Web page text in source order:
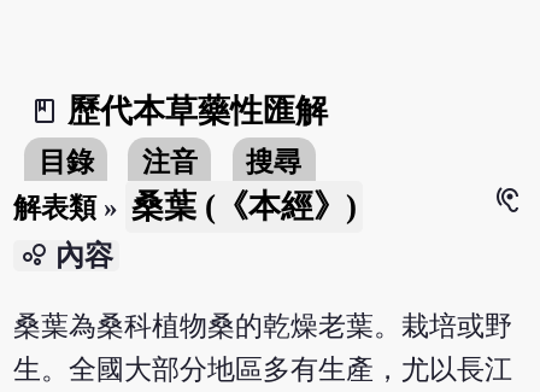
book_2
歷代本草藥性匯解
目錄 注音
搜尋
解表類» 桑葉 (《本經》)
hearing
bubble_chart 內容
桑葉為桑科植物桑的乾燥老葉。栽培或野
生。全國大部分地區多有生產，尤以長江